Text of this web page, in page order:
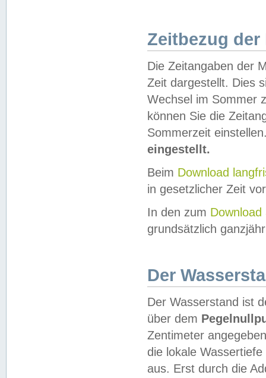
Zeitbezug der
Die Zeitangaben der
Zeit dargestellt. Dies
Wechsel im Sommer
können Sie die
Sommerzeit
eingestellt.
Beim Download
in gesetzlicher Zeit
In den zum Download
grundsätzlich
Der
Der Wasserstand ist
über dem
Zentimeter
die lokale
aus. Erst durch die